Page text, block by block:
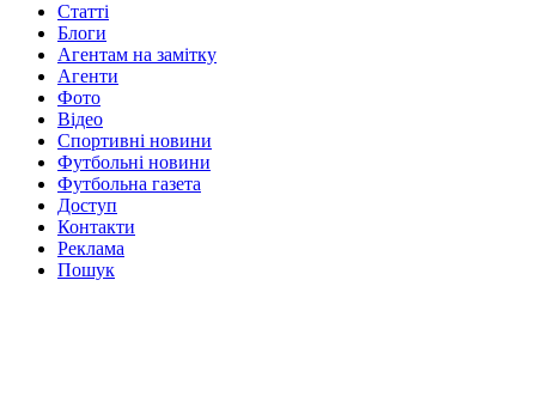
Статті
Блоги
Агентам на замітку
Агенти
Фото
Відео
Спортивні новини
Футбольні новини
Футбольна газета
Доступ
Контакти
Реклама
Пошук